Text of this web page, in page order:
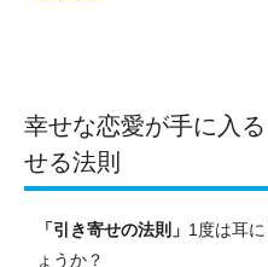
幸せな恋愛が手に入
せる法則
「引き寄せの法則」 1度は耳
ょうか？